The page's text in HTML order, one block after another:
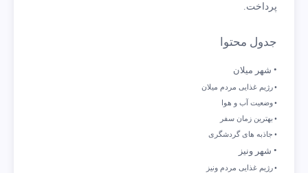
پرداخت.
جدول محتوا
شهر میلان
رژیم غذایی مردم میلان
وضعیت آب و هوا
بهترین زمان سفر
جاذبه های گردشگری
شهر ونیز
رژیم غذایی مردم ونیز